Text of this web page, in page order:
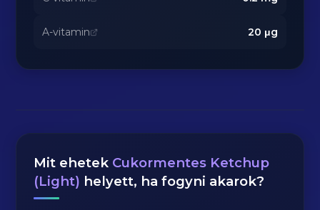
A-vitamin 20 μg
Mit ehetek Cukormentes Ketchup
(Light) helyett, ha fogyni akarok?